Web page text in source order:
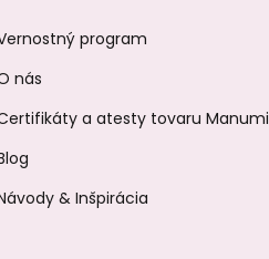
program
nás
a atesty tovaru Manumi
& Inšpirácia